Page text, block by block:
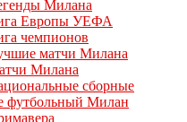
Милана
Европы УЕФА
чемпионов
матчи Милана
Милана
сборные
футбольный Милан